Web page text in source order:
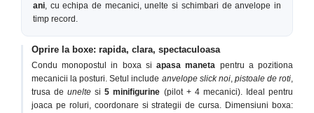
ani, cu echipa de mecanici, unelte si schimbari de anvelope in
timp record.
Oprire la boxe: rapida, clara, spectaculoasa
Condu monopostul in boxa siapasa maneta pentru a pozitiona
mecanicii la posturi. Setul include anvelope slick noi, pistoale de roti,
trusa deunelte si5 minifigurine (pilot + 4 mecanici). Ideal pentru
joaca pe roluri, coordonare si strategii de cursa. Dimensiuni boxa: